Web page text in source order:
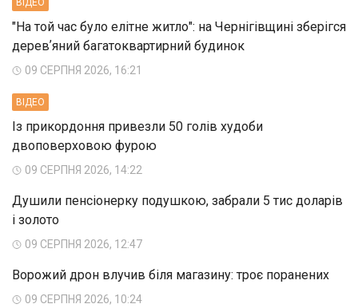
ВIДЕО
"На той час було елітне житло": на Чернігівщині зберігся
деревʼяний багатоквартирний будинок
09 СЕРПНЯ 2026, 16:21
ВIДЕО
Із прикордоння привезли 50 голів худоби
двоповерховою фурою
09 СЕРПНЯ 2026, 14:22
Душили пенсіонерку подушкою, забрали 5 тис доларів
і золото
09 СЕРПНЯ 2026, 12:47
Ворожий дрон влучив біля магазину: троє поранених
09 СЕРПНЯ 2026, 10:24